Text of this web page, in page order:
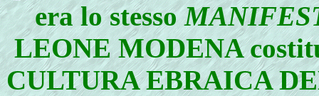
era lo stesso
LEONE MODENA
CULTURA EBRAICA